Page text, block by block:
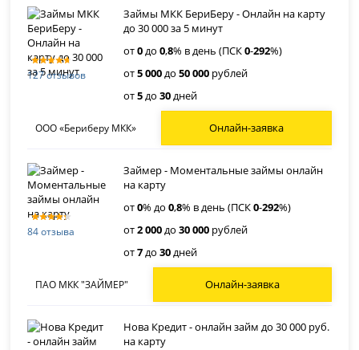
127 отзывов
Займы МКК БериБеру - Онлайн на карту
до 30 000 за 5 минут
от0до0,8% в день (ПСК0-292%)
от5 000до50 000 рублей
от5до30дней
ООО «Бериберу МКК» Онлайн-заявка
84 отзыва
Займер - Моментальные займы онлайн
на карту
от0% до0,8% в день (ПСК0-292%)
от2 000до30 000 рублей
от7до30дней
ПАО МКК "ЗАЙМЕР" Онлайн-заявка
Нова Кредит - онлайн займ до 30 000 руб.
на карту